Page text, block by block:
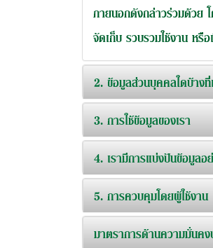
ภายนอกดังกล่าวร่วมด้วย
จัดเก็บ รวบรวมใช้งาน หรื
2. ข้อมูลส่วนบุคคลใดบ้างที่
3. การใช้ข้อมูลของเรา
4. เรามีการแบ่งปันข้อมูลอ
5. การควบคุมโดยผู้ใช้งาน
มาตราการด้านความมั่นค